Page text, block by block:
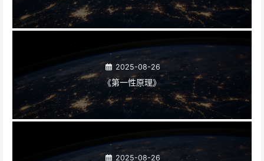
2025-08-26
《第一性原理》
2025-08-26